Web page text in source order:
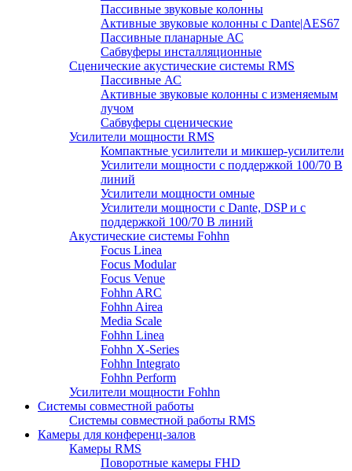
Пассивные звуковые колонны
Активные звуковые колонны с Dante|AES67
Пассивные планарные АС
Сабвуферы инсталляционные
Сценические акустические системы RMS
Пассивные АС
Активные звуковые колонны с изменяемым
лучом
Сабвуферы сценические
Усилители мощности RMS
Компактные усилители и микшер-усилители
Усилители мощности с поддержкой 100/70 В
линий
Усилители мощности омные
Усилители мощности с Dante, DSP и с
поддержкой 100/70 В линий
Акустические системы Fohhn
Focus Linea
Focus Modular
Focus Venue
Fohhn ARC
Fohhn Airea
Media Scale
Fohhn Linea
Fohhn X-Series
Fohhn Integrato
Fohhn Perform
Усилители мощности Fohhn
Системы совместной работы
Системы совместной работы RMS
Камеры для конференц-залов
Камеры RMS
Поворотные камеры FHD